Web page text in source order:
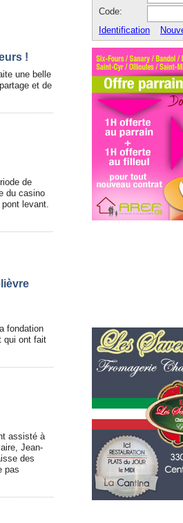
!
une belle
et de
de
du casino
levant.
fondation
qui ont fait
assisté à
Jean-
des
pas
Code:
Identification